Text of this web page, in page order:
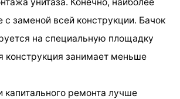
заменой всей конструкции. Бачок
на специальную площадку
конструкция занимает меньше
капитального ремонта лучше